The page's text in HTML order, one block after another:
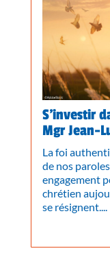
S’investir
Mgr Jean-
La foi
de nos
engagement
chrétien
se résignent....